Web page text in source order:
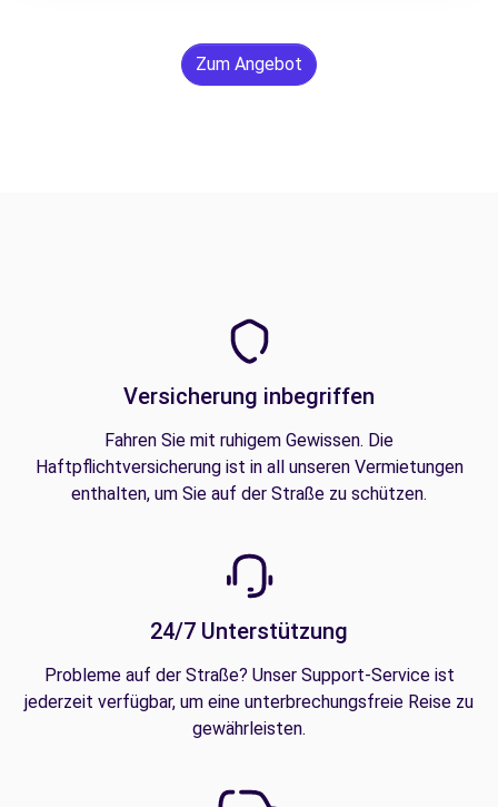
Zum Angebot
Versicherung inbegriffen
Fahren Sie mit ruhigem Gewissen. Die
Haftpflichtversicherung ist in all unseren Vermietungen
enthalten, um Sie auf der Straße zu schützen.
24/7 Unterstützung
Probleme auf der Straße? Unser Support-Service ist
jederzeit verfügbar, um eine unterbrechungsfreie Reise zu
gewährleisten.